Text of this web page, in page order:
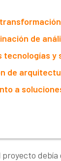
de
tecnologías y
de
a
proyecto